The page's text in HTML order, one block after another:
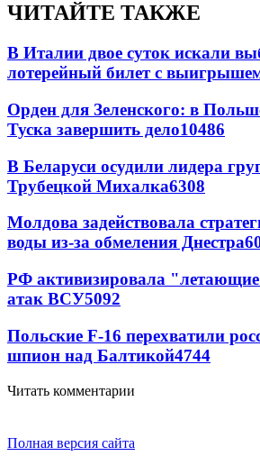
ЧИТАЙТЕ ТАКЖЕ
В Италии двое суток искали
лотерейный билет с
Орден для Зеленского: в
Туска завершить дело10486
В Беларуси осудили лидера
Трубецкой Михалка6308
Молдова задействовала
воды из-за обмеления Днестра
РФ активизировала
атак ВСУ5092
Польские F-16 перехватили
шпион над Балтикой4744
Читать комментарии
Полная версия сайта